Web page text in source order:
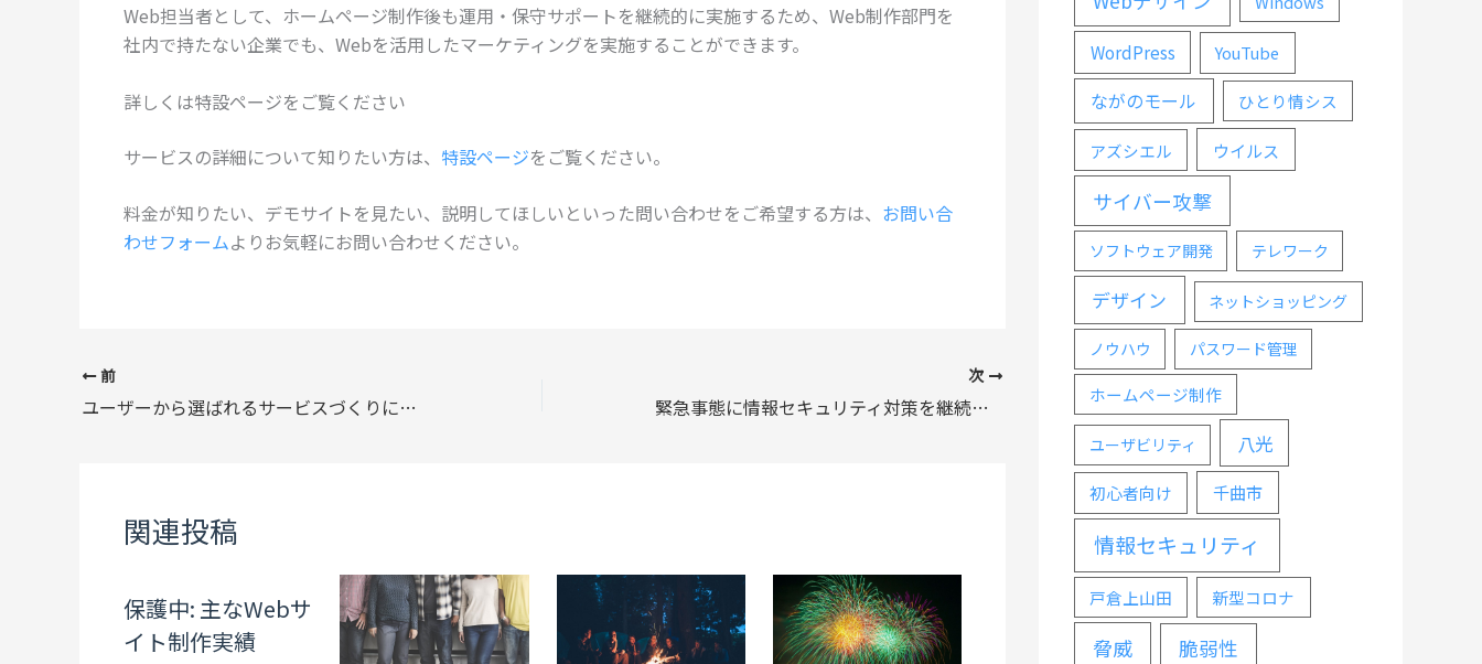
Web担当者として、ホームページ制作後も運用・保守サポートを継続的に実施するため、Web制作部門を
社内で持たない企業でも、Webを活用したマーケティングを実施することができます。
詳しくは特設ページをご覧ください
サービスの詳細について知りたい方は、 特設ページをご覧ください。
料金が知りたい、デモサイトを見たい、説明してほしいといった問い合わせをご希望する方は、 お問い合
わせフォームよりお気軽にお問い合わせください。
前
ユーザーから選ばれるサービスづくりに「ペルソナ」を活用しよう
次
緊急事態に情報セキュリティ対策を継続するために
関連投稿
保護中: 主なWebサ
イト制作実績
WordPress YouTube
ながのモール ひとり情シス
アズシエル ウイルス
サイバー攻撃
ソフトウェア開発 テレワーク
デザイン ネットショッピング
ノウハウ パスワード管理
ホームページ制作
ユーザビリティ 八光
初心者向け 千曲市
情報セキュリティ
戸倉上山田 新型コロナ
脅威 脆弱性